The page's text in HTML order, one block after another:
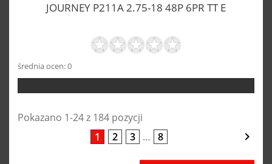
JOURNEY P211A 2.75-18 48P 6PR TT E
średnia ocen: 0
Pokazano 1-24 z 184 pozycji
1
2 3 … 8 